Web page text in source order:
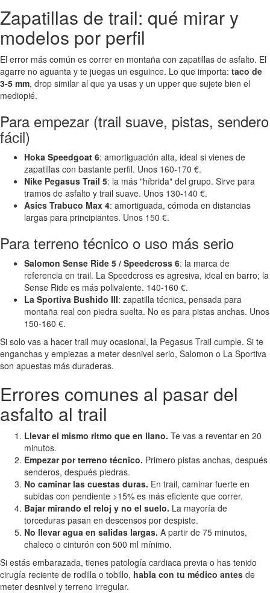
Zapatillas de trail: qué mirar y
modelos por perfil
El error más común es correr en montaña con zapatillas de asfalto. El
agarre no aguanta y te juegas un esguince. Lo que importa: taco de
3-5 mm, drop similar al que ya usas y un upper que sujete bien el
mediopié.
Para empezar (trail suave, pistas, sendero
fácil)
Hoka Speedgoat 6: amortiguación alta, ideal si vienes de
zapatillas con bastante perfil. Unos 160-170 €.
Nike Pegasus Trail 5: la más "híbrida" del grupo. Sirve para
tramos de asfalto y trail suave. Unos 130-140 €.
Asics Trabuco Max 4: amortiguada, cómoda en distancias
largas para principiantes. Unos 150 €.
Para terreno técnico o uso más serio
Salomon Sense Ride 5 / Speedcross 6: la marca de
referencia en trail. La Speedcross es agresiva, ideal en barro; la
Sense Ride es más polivalente. 140-160 €.
La Sportiva Bushido III: zapatilla técnica, pensada para
montaña real con piedra suelta. No es para pistas anchas. Unos
150-160 €.
Si solo vas a hacer trail muy ocasional, la Pegasus Trail cumple. Si te
enganchas y empiezas a meter desnivel serio, Salomon o La Sportiva
son apuestas más duraderas.
Errores comunes al pasar del
asfalto al trail
Llevar el mismo ritmo que en llano. Te vas a reventar en 20
minutos.
Empezar por terreno técnico. Primero pistas anchas, después
senderos, después piedras.
No caminar las cuestas duras. En trail, caminar fuerte en
subidas con pendiente >15% es más eficiente que correr.
Bajar mirando el reloj y no el suelo. La mayoría de
torceduras pasan en descensos por despiste.
No llevar agua en salidas largas. A partir de 75 minutos,
chaleco o cinturón con 500 ml mínimo.
Si estás embarazada, tienes patología cardiaca previa o has tenido
cirugía reciente de rodilla o tobillo, habla con tu médico antes de
meter desnivel y terreno irregular.